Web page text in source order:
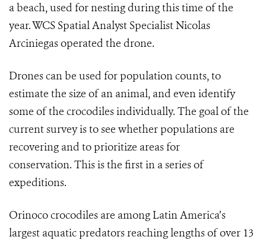
a beach, used for nesting during this time of the
year. WCS Spatial Analyst Specialist Nicolas
Arciniegas operated the drone.
Drones can be used for population counts, to
estimate the size of an animal, and even identify
some of the crocodiles individually. The goal of the
current survey is to see whether populations are
recovering and to prioritize areas for
conservation. This is the first in a series of
expeditions.
Orinoco crocodiles are among Latin America’s
largest aquatic predators reaching lengths of over 13